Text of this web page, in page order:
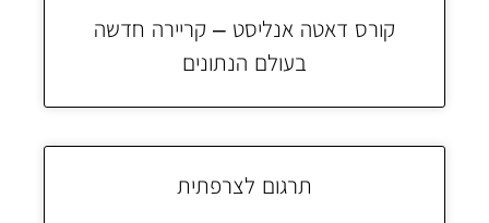
קורס דאטה אנליסט – קריירה חדשה
בעולם הנתונים
תרגום לצרפתית